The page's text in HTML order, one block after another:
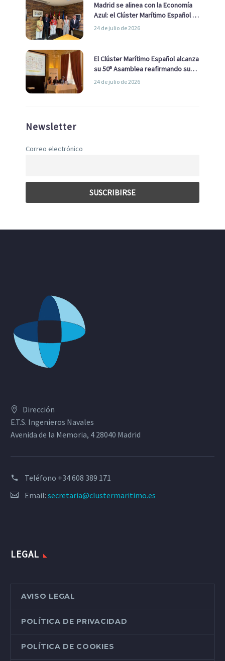
Madrid se alinea con la Economía
Azul: el Clúster Marítimo Español y
la Real Liga Naval avanzan alianzas
24 de julio de 2026
El Clúster Marítimo Español alcanza
su 50ª Asamblea reafirmando su
liderazgo en la Economía Azul
24 de julio de 2026
Newsletter
Correo electrónico
Dirección
E.T.S. Ingenieros Navales
Avenida de la Memoria, 4 28040 Madrid
Teléfono +34 608 389 171
Email: secretaria@clustermaritimo.es
LEGAL
AVISO LEGAL
POLÍTICA DE PRIVACIDAD
POLÍTICA DE COOKIES